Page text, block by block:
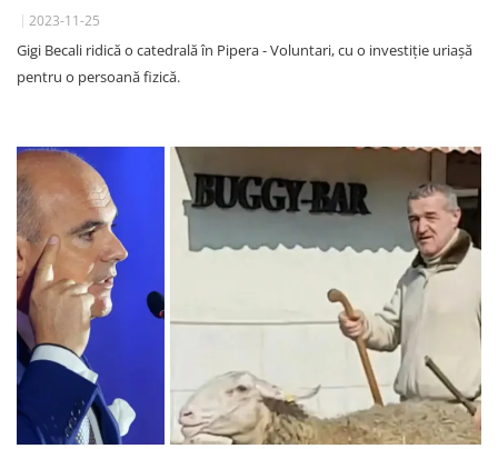
2023-11-25
Gigi Becali ridică o catedrală în Pipera - Voluntari, cu o investiție uriașă
pentru o persoană fizică.